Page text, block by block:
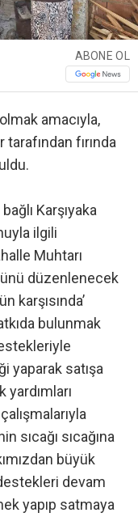
ABONE OL
amacıyla,
tarafından fırında
Karşıyaka
ilgili
Muhtarı
düzenlenecek
karşısında’
bulunmak
yaparak satışa
yardımları
sıcağı sıcağına
büyük
devam
yapıp satmaya